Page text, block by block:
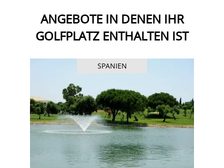
ANGEBOTE IN DENEN IHR
GOLFPLATZ ENTHALTEN IST
SPANIEN